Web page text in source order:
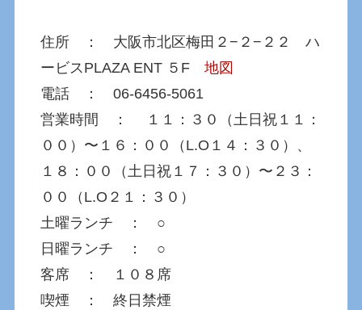
住所 ： 大阪市北区梅田２−２−２２ ハ
ービスPLAZA ENT ５F地図
電話 ： 06-6456-5061
営業時間 ： １１：３０（土日祝１１：
００）〜１６：００（L.O１４：３０）、
１８：００（土日祝１７：３０）〜２３：
００（L.O２１：３０）
土曜ランチ ： ○
日曜ランチ ： ○
客席 ： １０８席
喫煙 ： 終日禁煙